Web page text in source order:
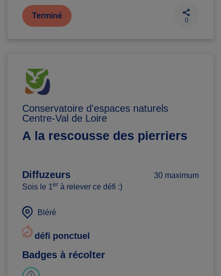
Terminé
0
Conservatoire d'espaces naturels
Centre-Val de Loire
A la rescousse des pierriers
Diffuzeurs
30 maximum
Sois le 1er à relever ce défi :)
Bléré
défi ponctuel
Badges à récolter